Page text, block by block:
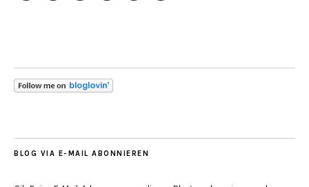
BLOG VIA E-MAIL ABONNIEREN